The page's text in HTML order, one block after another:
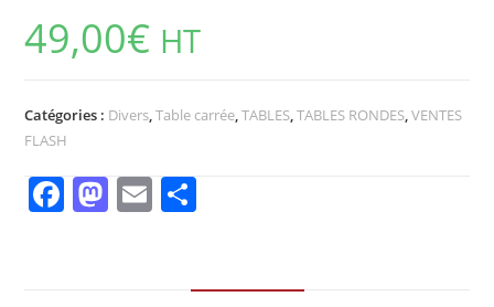
49,00€ HT
Catégories : Divers,Table carrée,TABLES,TABLES RONDES,VENTES
FLASH
F M E